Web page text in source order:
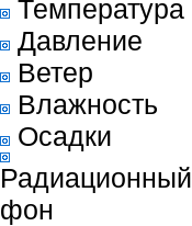
Температура
Давление
Ветер
Влажность
Осадки
Радиационный
фон